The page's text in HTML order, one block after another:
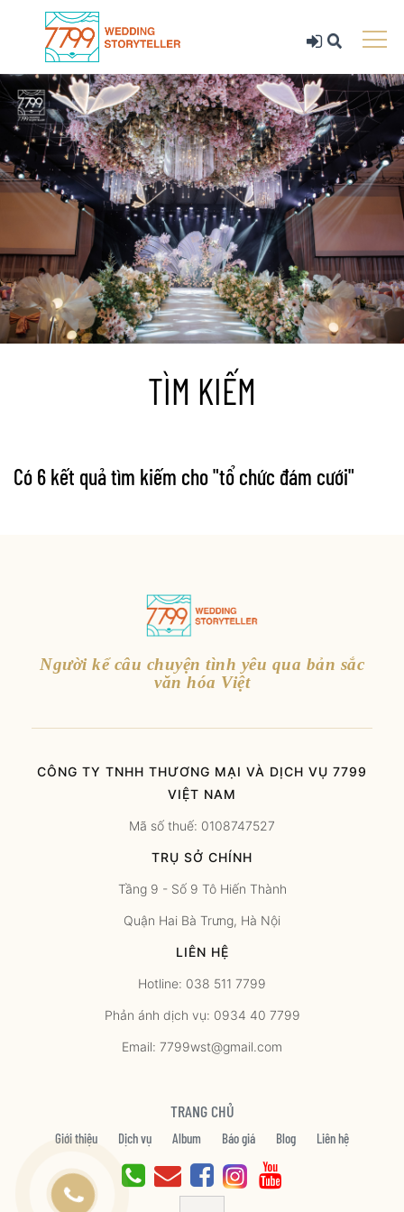
TÌM KIẾM
Có 6 kết quả tìm kiếm cho "tổ chức đám cưới"
Người kể câu chuyện tình yêu qua bản sắc
văn hóa Việt
CÔNG TY TNHH THƯƠNG MẠI VÀ DỊCH VỤ 7799
VIỆT NAM
Mã số thuế: 0108747527
TRỤ SỞ CHÍNH
Tầng 9 - Số 9 Tô Hiến Thành
Quận Hai Bà Trưng, Hà Nội
LIÊN HỆ
Hotline: 038 511 7799
Phản ánh dịch vụ: 0934 40 7799
Email: 7799wst@gmail.com
TRANG CHỦ
Giới thiệu Dịch vụ Album Báo giá Blog Liên hệ